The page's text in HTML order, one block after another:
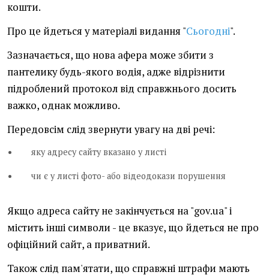
кошти.
Про це йдеться у матеріалі видання "Сьогодні".
Зазначається, що нова афера може збити з
пантелику будь-якого водія, адже відрізнити
підроблений протокол від справжнього досить
важко, однак можливо.
Передовсім слід звернути увагу на дві речі:
яку адресу сайту вказано у листі
чи є у листі фото- або відеодокази порушення
Якщо адреса сайту не закінчується на "gov.ua" і
містить інші символи - це вказує, що йдеться не про
офіційний сайт, а приватний.
Також слід пам'ятати, що справжні штрафи мають